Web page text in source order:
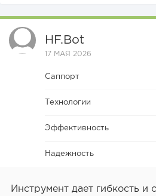
HF.bot
17 МАЯ 2026
Саппорт
Технологии
Эффективность
Надежность
Инструмент дает гибкость и